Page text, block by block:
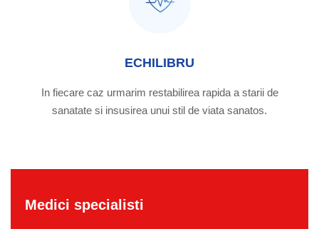
ECHILIBRU
In fiecare caz urmarim restabilirea rapida a starii de
sanatate si insusirea unui stil de viata sanatos.
Medici specialisti